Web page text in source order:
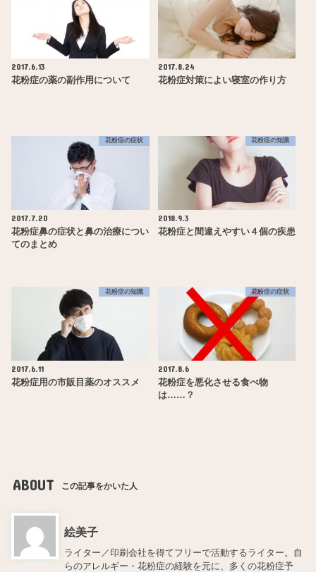
2017.6.13
花粉症の薬の副作用について
2017.8.24
花粉症対策によい寝室の作り方
花粉症の症状
2017.7.20
花粉症鼻の症状と鼻の治療につい
てのまとめ
花粉症の知識
2018.9.3
花粉症と間違えやすい４個の疾患
花粉症の知識
2017.6.11
花粉症用の市販目薬のオススメ
花粉症の症状
2017.8.6
花粉症を悪化させる食べ物
は……？
ABOUT この記事をかいた人
絵美子
ライター／印刷会社を得てフリーで活動するライター。自
らのアレルギー・花粉症の経験を元に、多くの花粉症予